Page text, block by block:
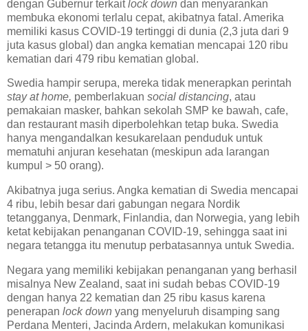
dengan Gubernur terkaitlock down dan menyarankan
membuka ekonomi terlalu cepat, akibatnya fatal. Amerika
memiliki kasus COVID-19 tertinggi di dunia (2,3 juta dari 9
juta kasus global) dan angka kematian mencapai 120 ribu
kematian dari 479 ribu kematian global.
Swedia hampir serupa, mereka tidak menerapkan perintah
stay at home, pemberlakuan social distancing, atau
pemakaian masker, bahkan sekolah SMP ke bawah, cafe,
dan restaurant masih diperbolehkan tetap buka. Swedia
hanya mengandalkan kesukarelaan penduduk untuk
mematuhi anjuran kesehatan (meskipun ada larangan
kumpul > 50 orang).
Akibatnya juga serius. Angka kematian di Swedia mencapai
4 ribu, lebih besar dari gabungan negara Nordik
tetangganya, Denmark, Finlandia, dan Norwegia, yang lebih
ketat kebijakan penanganan COVID-19, sehingga saat ini
negara tetangga itu menutup perbatasannya untuk Swedia.
Negara yang memiliki kebijakan penanganan yang berhasil
misalnya New Zealand, saat ini sudah bebas COVID-19
dengan hanya 22 kematian dan 25 ribu kasus karena
penerapan lock down yang menyeluruh disamping sang
Perdana Menteri, Jacinda Ardern, melakukan komunikasi